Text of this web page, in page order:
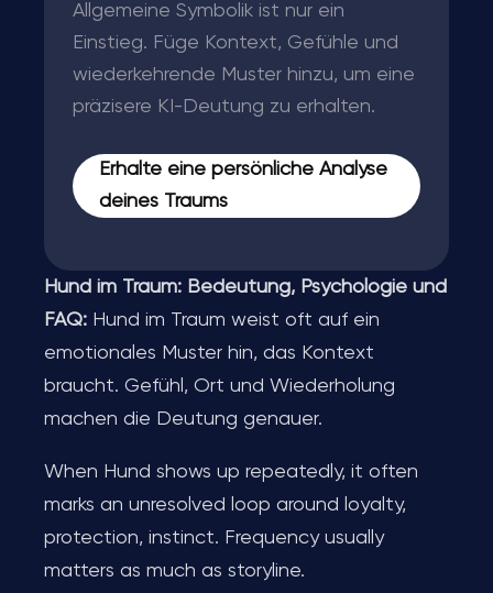
Allgemeine Symbolik ist nur ein
Einstieg. Füge Kontext, Gefühle und
wiederkehrende Muster hinzu, um eine
präzisere KI-Deutung zu erhalten.
Erhalte eine persönliche Analyse
deines Traums
Hund im Traum: Bedeutung, Psychologie und
FAQ: Hund im Traum weist oft auf ein
emotionales Muster hin, das Kontext
braucht. Gefühl, Ort und Wiederholung
machen die Deutung genauer.
When Hund shows up repeatedly, it often
marks an unresolved loop around loyalty,
protection, instinct. Frequency usually
matters as much as storyline.